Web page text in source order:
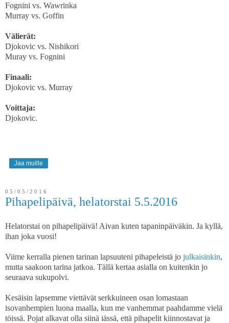
Fognini vs. Wawrinka
Murray vs. Goffin
Välierät:
Djokovic vs. Nishikori
Muray vs. Fognini
Finaali:
Djokovic vs. Murray
Voittaja:
Djokovic.
Jaa muille
05/05/2016
Pihapelipäivä, helatorstai 5.5.2016
Helatorstai on pihapelipäivä! Aivan kuten tapaninpäiväkin. Ja kyllä,
ihan joka vuosi!
Viime kerralla pienen tarinan lapsuuteni pihapeleistä jo julkaisinkin,
mutta saakoon tarina jatkoa. Tällä kertaa asialla on kuitenkin jo
seuraava sukupolvi.
Kesäisin lapsemme viettävät serkkuineen osan lomastaan
isovanhempien luona maalla, kun me vanhemmat paahdamme vielä
töissä. Pojat alkavat olla siinä iässä, että pihapelit kiinnostavat ja